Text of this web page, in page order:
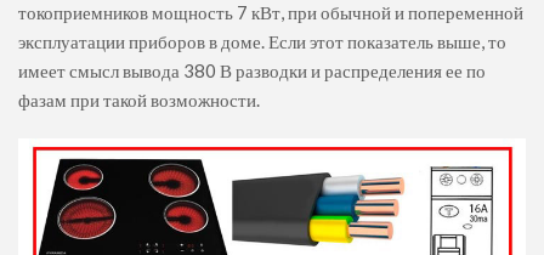
токоприемников мощность 7 кВт, при обычной и попеременной
эксплуатации приборов в доме. Если этот показатель выше, то
имеет смысл вывода 380 В разводки и распределения ее по
фазам при такой возможности.